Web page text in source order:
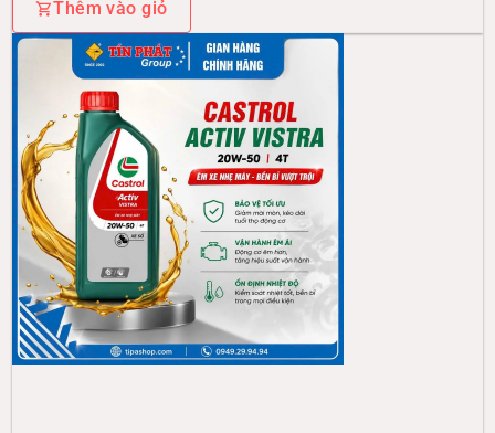
CASTROL
Nhớt Activ VISTRA 20W50 (0.8L)